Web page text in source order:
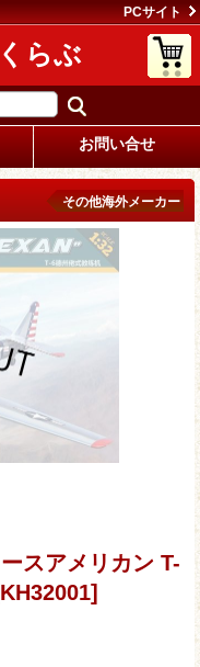
PCサイト
らぶ
お問い合せ
その他海外メーカー
スアメリカン T-